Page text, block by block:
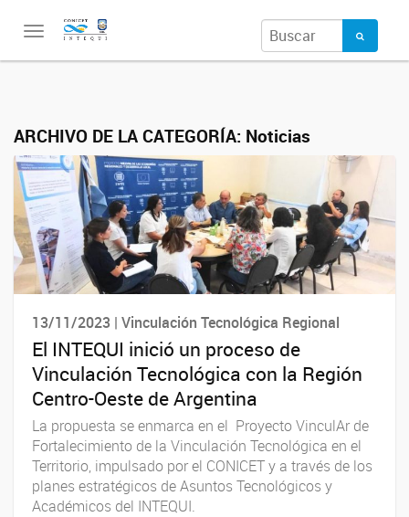
Toggle
ARCHIVO DE LA CATEGORÍA: Noticias
13/11/2023 | Vinculación Tecnológica Regional
El INTEQUI inició un proceso de
Vinculación Tecnológica con la Región
Centro-Oeste de Argentina
La propuesta se enmarca en el Proyecto VinculAr de
Fortalecimiento de la Vinculación Tecnológica en el
Territorio, impulsado por el CONICET y a través de los
planes estratégicos de Asuntos Tecnológicos y
Académicos del INTEQUI.